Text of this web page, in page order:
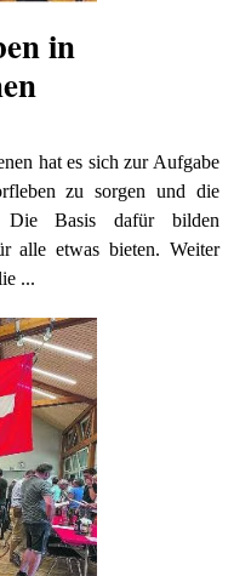
in
hat es sich zur Aufgabe
zu sorgen und die
Die Basis dafür bilden
alle etwas bieten. Weiter
...